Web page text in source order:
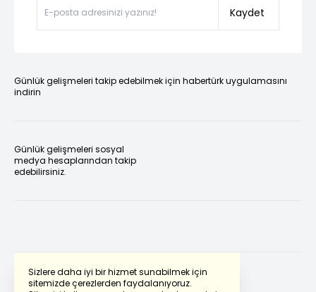
Sizlere daha iyi bir hizmet sunabilmek için
sitemizde çerezlerden faydalanıyoruz.
Kaydet
Günlük gelişmeleri takip edebilmek için habertürk uygulamasını
indirin
Günlük gelişmeleri sosyal
medya hesaplarından takip
edebilirsiniz.